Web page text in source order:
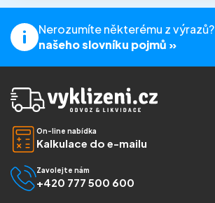
Nerozumíte některému z výrazů?
našeho slovníku pojmů »
On-line nabídka
Kalkulace do e-mailu
Zavolejte nám
+420 777 500 600